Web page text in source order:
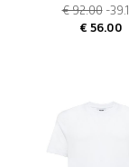
€ 92.00 -
€ 56.00